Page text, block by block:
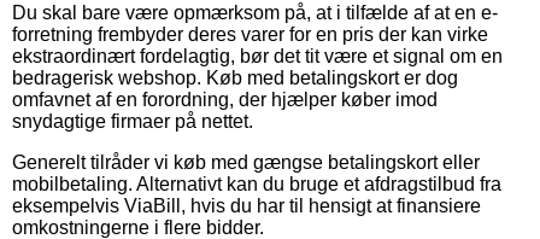
Du skal bare være opmærksom på, at i tilfælde af at en e-
forretning frembyder deres varer for en pris der kan virke
ekstraordinært fordelagtig, bør det tit være et signal om en
bedragerisk webshop. Køb med betalingskort er dog
omfavnet af en forordning, der hjælper køber imod
snydagtige firmaer på nettet.
Generelt tilråder vi køb med gængse betalingskort eller
mobilbetaling. Alternativt kan du bruge et afdragstilbud fra
eksempelvis ViaBill, hvis du har til hensigt at finansiere
omkostningerne i flere bidder.